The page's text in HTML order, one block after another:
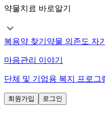
약물치료 바로알기
복용약 찾기 약물 의존도 자
마음관리 이야기
단체 및 기업용 복지 프로그
회원가입 로그인